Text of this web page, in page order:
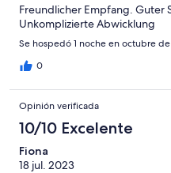
Freundlicher Empfang. Guter
Unkomplizierte Abwicklung
Se hospedó 1 noche en octubre
0
Opinión verificada
10/10 Excelente
Fiona
18 jul. 2023